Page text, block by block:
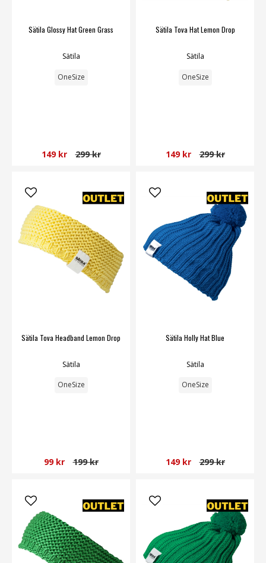
Sätila Glossy Hat Green Grass
Sätila
OneSize
149 kr 299 kr
Sätila Tova Hat Lemon Drop
Sätila
OneSize
149 kr 299 kr
Sätila Tova Headband Lemon Drop
Sätila
OneSize
99 kr 199 kr
Sätila Holly Hat Blue
Sätila
OneSize
149 kr 299 kr